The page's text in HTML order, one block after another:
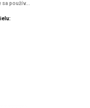
použív...